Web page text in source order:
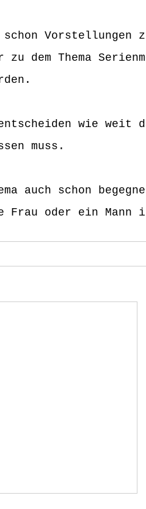
Vorstellungen
dem Thema
wie weit
muss.
auch schon
oder ein Mann